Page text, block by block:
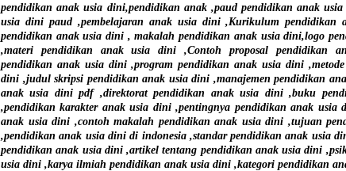
pendidikan anak usia dini,pendidikan anak ,paud pendidikan anak
usia dini paud ,pembelajaran anak usia dini ,Kurikulum pendidikan
pendidikan anak usia dini , makalah pendidikan anak usia dini,logo
,materi pendidikan anak usia dini ,Contoh proposal pendidikan
pendidikan anak usia dini ,program pendidikan anak usia dini
dini ,judul skripsi pendidikan anak usia dini ,manajemen pendidikan
anak usia dini pdf ,direktorat pendidikan anak usia dini ,buku
,pendidikan karakter anak usia dini ,pentingnya pendidikan anak usia
anak usia dini ,contoh makalah pendidikan anak usia dini ,tujuan
,pendidikan anak usia dini di indonesia ,standar pendidikan anak usia
pendidikan anak usia dini ,artikel tentang pendidikan anak usia dini
usia dini ,karya ilmiah pendidikan anak usia dini ,kategori pendidikan